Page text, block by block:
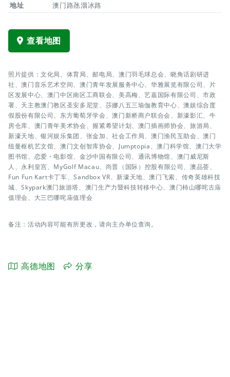
地址
澳门路氹溜冰路
查看地图
照片提供：文化局、体育局、邮电局、澳门羽毛球总会、晓角话剧研进
社、澳门音乐艺术空间、澳门青年发展服务中心、华雅展览有限公司、片
区发展中心、澳门中区南区工商联会、美高梅、艺嘉国际有限公司、市政
署、天主教澳门教区圣安多尼堂、莎娜八五三瑜伽教育中心、澳娱综合度
假股份有限公司、东方葡萄牙学会、澳门新桥商户联合会、新濠影汇、牛
房仓库、澳门青年美术协会、握紧希望计划、澳门插画师协会、旅游局、
新濠天地、银河娱乐集团、张金加、社会工作局、澳门渔民互助会、澳门
纽曼枢机艺文馆、澳门文创智库协会、Jumptopia、澳门科学馆、澳门大学
图书馆、恋爱・电影馆、金沙中国有限公司、通讯博物馆、澳门威尼斯
人、永利皇宫、MyGolf Macau、尚晋（国际）控股有限公司、澳品荟、
Fun Fun Kart卡丁车、Sandbox VR、新濠天地、澳门飞索、传奇英雄科技
城、Skypark澳门旅游塔、澳门生产力暨科技转移中心、澳门柿山哪咤古庙
值理会、大三巴哪咤庙值理会
备注：活动内容可能有所更改，请向主办单位查询。
高德地图 分享